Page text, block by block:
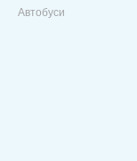
Автобуси